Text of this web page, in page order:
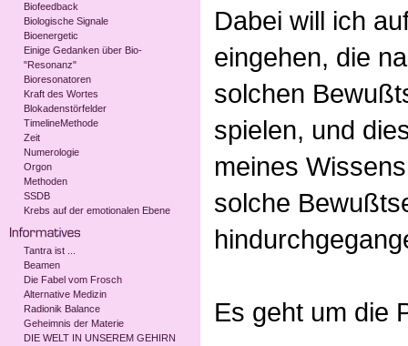
Biofeedback
Biologische Signale
Bioenergetic
Einige Gedanken über Bio-
"Resonanz"
Bioresonatoren
Kraft des Wortes
Blokadenstörfelder
TimelineMethode
Zeit
Numerologie
Orgon
Methoden
SSDB
Krebs auf der emotionalen Ebene
Tantra ist ...
Beamen
Die Fabel vom Frosch
Alternative Medizin
Radionik Balance
Geheimnis der Materie
DIE WELT IN UNSEREM GEHIRN
Dabei will ich
eingehen, die
solchen
spielen, und
meines
solche
Es geht um die